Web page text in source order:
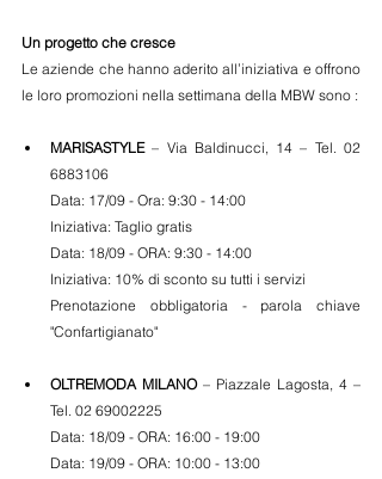
Un progetto che cresce
Le aziende che hanno aderito all’iniziativa e offrono
le loro promozioni nella settimana della MBW sono :
MARISASTYLE – Via Baldinucci, 14 – Tel. 02
6883106
Data: 17/09 - Ora: 9:30 - 14:00
Iniziativa: Taglio gratis
Data: 18/09 - ORA: 9:30 - 14:00
Iniziativa: 10% di sconto su tutti i servizi
Prenotazione obbligatoria - parola chiave
"Confartigianato"
OLTREMODA MILANO – Piazzale Lagosta, 4 –
Tel. 02 69002225
Data: 18/09 - ORA: 16:00 - 19:00
Data: 19/09 - ORA: 10:00 - 13:00